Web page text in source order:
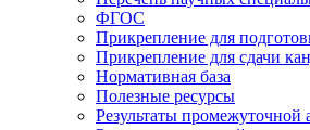
ФГОС
Прикрепление для
Прикрепление для сдачи
Нормативная база
Полезные ресурсы
Результаты промежуточной